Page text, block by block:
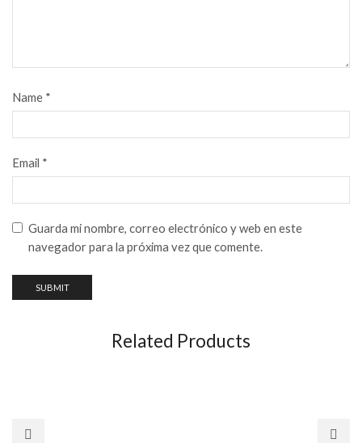
Name *
Email *
Guarda mi nombre, correo electrónico y web en este
navegador para la próxima vez que comente.
Related Products